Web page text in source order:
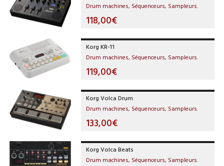
Drum machines, Séquenceurs, Sampleurs.
118,00€
Korg KR-11
Drum machines, Séquenceurs, Sampleurs.
119,00€
Korg Volca Drum
Drum machines, Séquenceurs, Sampleurs.
133,00€
Korg Volca Beats
Drum machines, Séquenceurs, Sampleurs.